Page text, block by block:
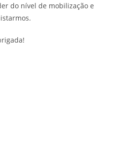
do nível de mobilização e